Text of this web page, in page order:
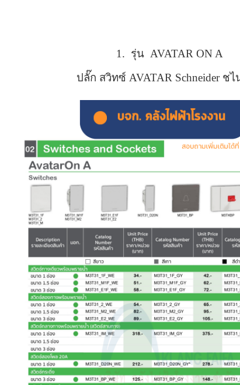
1. รุ่น AVATAR ON A
ปลั๊ก สวิทซ์ AVATAR Schneider ชไ